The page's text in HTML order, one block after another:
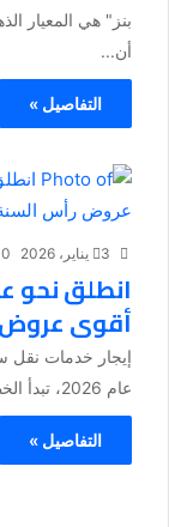
بنز" هي المعيار
أن...
التفاصيل »
3 يناير، 2026 0
أقوى عروض
إيجار خدمات نقل
عام 2026، تبدأ الخطط للرحلات العائلية، وتجمعات...
التفاصيل »